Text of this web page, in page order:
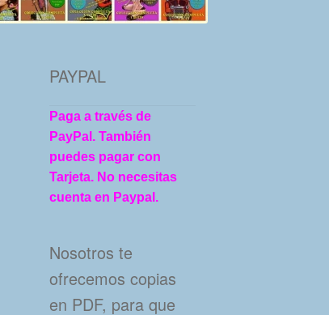
PAYPAL
Paga a través de
PayPal. También
puedes pagar con
Tarjeta. No necesitas
cuenta en Paypal.
Nosotros te
ofrecemos copias
en PDF, para que